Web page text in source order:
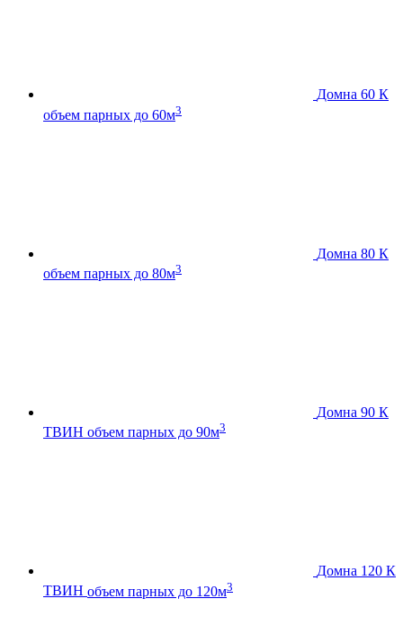
Домна 60 К
объем парных до 60м3
Домна 80 К
объем парных до 80м3
Домна 90 К
ТВИН объем парных до 90м3
Домна 120 К
ТВИН объем парных до 120м3